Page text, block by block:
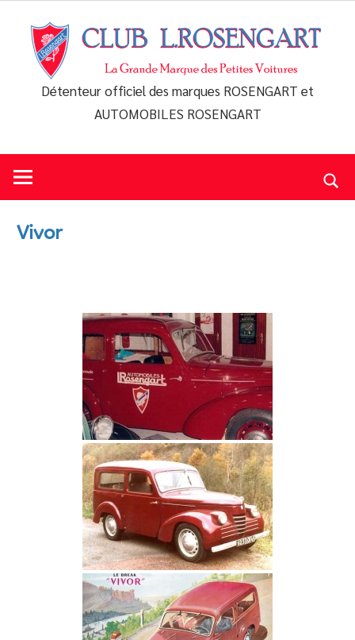
content
Club
L.Rosengart
Détenteur officiel des marques ROSENGART et
AUTOMOBILES ROSENGART
Vivor